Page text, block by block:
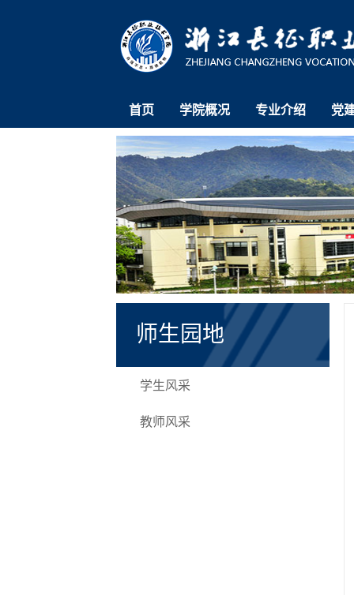
首页 学院概况 专业介绍 党
师生园地
学生风采
教师风采